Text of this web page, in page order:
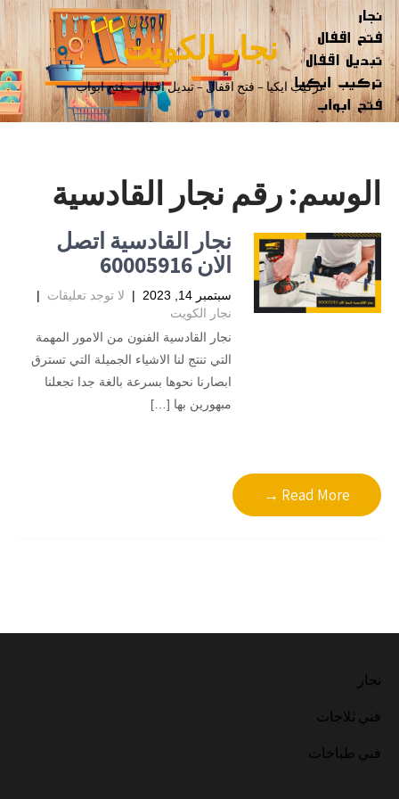
نجار الكويت
تركيب ايكيا – فتح اقفال – تبديل اقفال – فتح ابواب
الوسم:رقم نجار القادسية
نجار القادسية اتصل
الان 60005916
سبتمبر 14, 2023 | لا توجد تعليقات
|
نجار الكويت
نجار القادسية الفنون من الامور المهمة
التي تنتج لنا الاشياء الجميلة التي تسترق
ابصارنا نحوها بسرعة بالغة جدا تجعلنا
مبهورين بها […]
Read More →
نجار
فني ثلاجات
فني طباخات